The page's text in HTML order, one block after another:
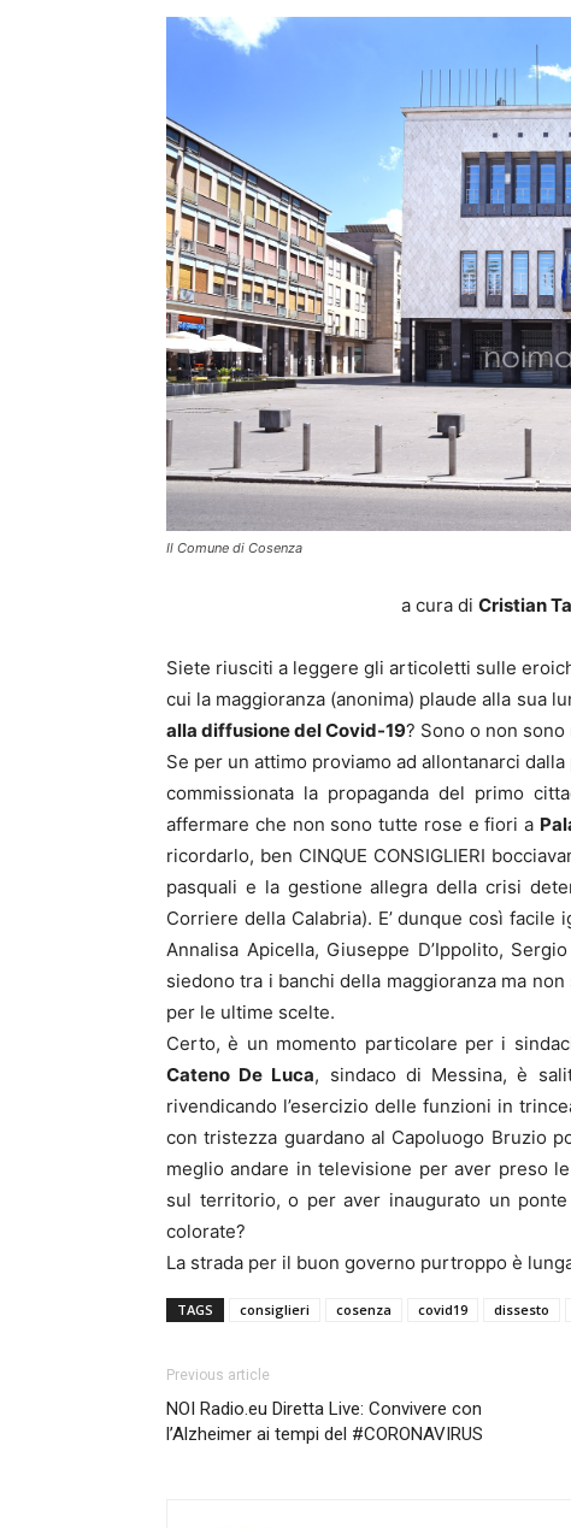
Il Comune di Cosenza
a cura di Cristian
Siete riusciti a leggere gli articoletti sulle
cui la maggioranza (anonima) plaude alla sua
alla diffusione del Covid-19? Sono o non
Se per un attimo proviamo ad allontanarci
commissionata la propaganda del primo
affermare che non sono tutte rose e fiori a
ricordarlo, ben CINQUE CONSIGLIERI
pasquali e la gestione allegra della crisi
Corriere della Calabria). E’ dunque così
Annalisa Apicella, Giuseppe D’Ippolito,
siedono tra i banchi della maggioranza ma
per le ultime scelte.
Certo, è un momento particolare per i
Cateno De Luca, sindaco di Messina, è
rivendicando l’esercizio delle funzioni in
con tristezza guardano al Capoluogo Bruzio
meglio andare in televisione per aver preso
sul territorio, o per aver inaugurato un
colorate?
La strada per il buon governo purtroppo è
TAGS consiglieri cosenza covid19 dissesto
Previous article
NOI Radio.eu Diretta Live: Convivere con
l’Alzheimer ai tempi del #CORONAVIRUS